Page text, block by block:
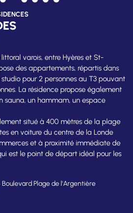
varois, entre Hyères et St-
des appartements, répartis dans
pour 2 personnes au T3 pouvant
La résidence propose également
sauna, un hammam, un espace
situé à 400 mètres de la plage
en voiture du centre de la Londe
et à proximité immédiate de
est le point de départ idéal pour les
Boulevard Plage de l'Argentière